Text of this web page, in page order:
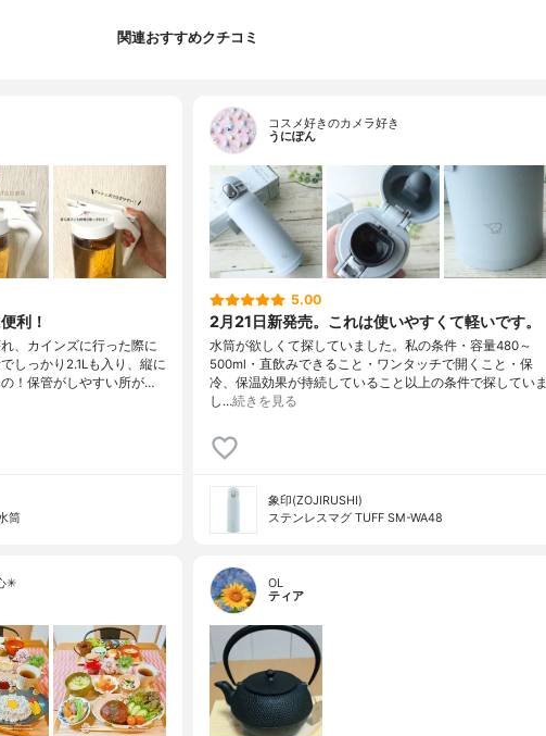
関連おすすめクチコミ
利！
、カインズに行った際に
しっかり2.1Lも入り、縦に
！保管がしやすい所が…
筒
コスメ好きのカメラ好き
うにぽん
5.00
2月21日新発売。これは使いやすくて軽いです。
水筒が欲しくて探していました。私の条件・容量480～
500ml・直飲みできること・ワンタッチで開くこと・保
冷、保温効果が持続していること以上の条件で探していま
し…続きを見る
象印(ZOJIRUSHI)
ステンレスマグ TUFF SM-WA48
✳
OL
ティア